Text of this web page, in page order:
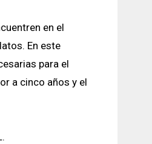
en el
En este
para el
a cinco años y el